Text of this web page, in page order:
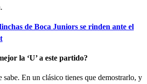
de Boca Juniors se rinden ante el
la ‘U’ a este partido?
sabe. En un clásico tienes que demostrarlo, y